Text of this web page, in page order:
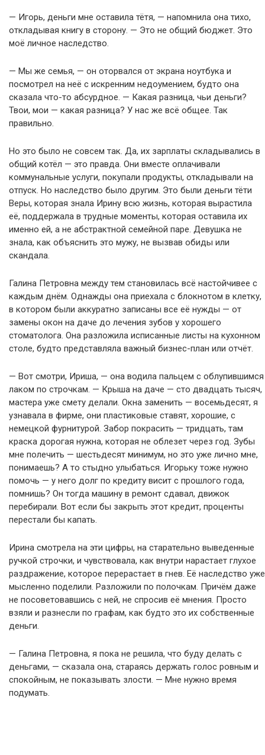
— Игорь, деньги мне оставила тётя, — напомнила она тихо,
откладывая книгу в сторону. — Это не общий бюджет. Это
моё личное наследство.
— Мы же семья, — он оторвался от экрана ноутбука и
посмотрел на неё с искренним недоумением, будто она
сказала что-то абсурдное. — Какая разница, чьи деньги?
Твои, мои — какая разница? У нас же всё общее. Так
правильно.
Но это было не совсем так. Да, их зарплаты складывались в
общий котёл — это правда. Они вместе оплачивали
коммунальные услуги, покупали продукты, откладывали на
отпуск. Но наследство было другим. Это были деньги тёти
Веры, которая знала Ирину всю жизнь, которая вырастила
её, поддержала в трудные моменты, которая оставила их
именно ей, а не абстрактной семейной паре. Девушка не
знала, как объяснить это мужу, не вызвав обиды или
скандала.
Галина Петровна между тем становилась всё настойчивее с
каждым днём. Однажды она приехала с блокнотом в клетку,
в котором были аккуратно записаны все её нужды — от
замены окон на даче до лечения зубов у хорошего
стоматолога. Она разложила исписанные листы на кухонном
столе, будто представляла важный бизнес-план или отчёт.
— Вот смотри, Ириша, — она водила пальцем с облупившимся
лаком по строчкам. — Крыша на даче — сто двадцать тысяч,
мастера уже смету делали. Окна заменить — восемьдесят, я
узнавала в фирме, они пластиковые ставят, хорошие, с
немецкой фурнитурой. Забор покрасить — тридцать, там
краска дорогая нужна, которая не облезет через год. Зубы
мне полечить — шестьдесят минимум, но это уже лично мне,
понимаешь? А то стыдно улыбаться. Игорьку тоже нужно
помочь — у него долг по кредиту висит с прошлого года,
помнишь? Он тогда машину в ремонт сдавал, движок
перебирали. Вот если бы закрыть этот кредит, проценты
перестали бы капать.
Ирина смотрела на эти цифры, на старательно выведенные
ручкой строчки, и чувствовала, как внутри нарастает глухое
раздражение, которое перерастает в гнев. Её наследство уже
мысленно поделили. Разложили по полочкам. Причём даже
не посоветовавшись с ней, не спросив её мнения. Просто
взяли и разнесли по графам, как будто это их собственные
деньги.
— Галина Петровна, я пока не решила, что буду делать с
деньгами, — сказала она, стараясь держать голос ровным и
спокойным, не показывать злости. — Мне нужно время
подумать.